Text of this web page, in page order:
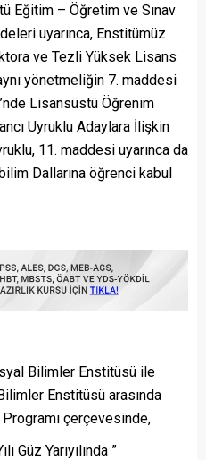
Eğitim – Öğretim ve Sınav
uyarınca, Enstitümüz
ve Tezli Yüksek Lisans
yönetmeliğin 7. maddesi
Lisansüstü Öğrenim
Uyruklu Adaylara İlişkin
11. maddesi uyarınca da
Dallarına öğrenci kabul
Bilimler Enstitüsü ile
Enstitüsü arasında
çerçevesinde,
Güz Yarıyılında ”